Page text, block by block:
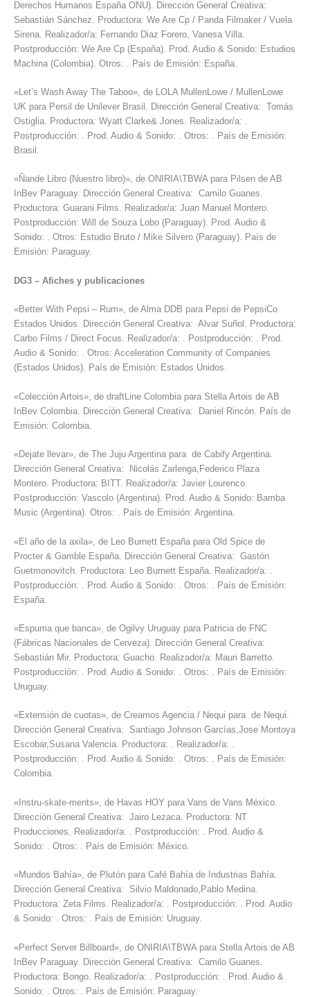
Derechos Humanos España ONU). Dirección General Creativa:
Sebastián Sánchez. Productora: We Are Cp / Panda Filmaker / Vuela
Sirena. Realizador/a: Fernando Diaz Forero, Vanesa Villa.
Postproducción: We Are Cp (España). Prod. Audio & Sonido: Estudios
Machina (Colombia). Otros: . País de Emisión: España.
«Let’s Wash Away The Taboo», de LOLA MullenLowe / MullenLowe
UK para Persil de Unilever Brasil. Dirección General Creativa: Tomás
Ostiglia. Productora: Wyatt Clarke& Jones. Realizador/a: .
Postproducción: . Prod. Audio & Sonido: . Otros: . País de Emisión:
Brasil.
«Ñande Libro (Nuestro libro)», de ONIRIA\TBWA para Pilsen de AB
InBev Paraguay. Dirección General Creativa: Camilo Guanes.
Productora: Guarani Films. Realizador/a: Juan Manuel Montero.
Postproducción: Will de Souza Lobo (Paraguay). Prod. Audio &
Sonido: . Otros: Estudio Bruto / Mike Silvero (Paraguay). País de
Emisión: Paraguay.
DG3 – Afiches y publicaciones
«Better With Pepsi – Rum», de Alma DDB para Pepsi de PepsiCo
Estados Unidos. Dirección General Creativa: Alvar Suñol. Productora:
Carbo Films / Direct Focus. Realizador/a: . Postproducción: . Prod.
Audio & Sonido: . Otros: Acceleration Community of Companies
(Estados Unidos). País de Emisión: Estados Unidos.
«Colección Artois», de draftLine Colombia para Stella Artois de AB
InBev Colombia. Dirección General Creativa: Daniel Rincón. País de
Emisión: Colombia.
«Dejate llevar», de The Juju Argentina para de Cabify Argentina.
Dirección General Creativa: Nicolás Zarlenga,Federico Plaza
Montero. Productora: BITT. Realizador/a: Javier Lourenco.
Postproducción: Vascolo (Argentina). Prod. Audio & Sonido: Bamba
Music (Argentina). Otros: . País de Emisión: Argentina.
«El año de la axila», de Leo Burnett España para Old Spice de
Procter & Gamble España. Dirección General Creativa: Gastón
Guetmonovitch. Productora: Leo Burnett España. Realizador/a: .
Postproducción: . Prod. Audio & Sonido: . Otros: . País de Emisión:
España.
«Espuma que banca», de Ogilvy Uruguay para Patricia de FNC
(Fábricas Nacionales de Cerveza). Dirección General Creativa:
Sebastián Mir. Productora: Guacho. Realizador/a: Mauri Barretto.
Postproducción: . Prod. Audio & Sonido: . Otros: . País de Emisión:
Uruguay.
«Extensión de cuotas», de Creamos Agencia / Nequi para de Nequi.
Dirección General Creativa: Santiago Johnson Garcías,Jose Montoya
Escobar,Susana Valencia. Productora: . Realizador/a: .
Postproducción: . Prod. Audio & Sonido: . Otros: . País de Emisión:
Colombia.
«Instru-skate-ments», de Havas HOY para Vans de Vans México.
Dirección General Creativa: Jairo Lezaca. Productora: NT
Producciones. Realizador/a: . Postproducción: . Prod. Audio &
Sonido: . Otros: . País de Emisión: México.
«Mundos Bahía», de Plutón para Café Bahía de Industrias Bahía.
Dirección General Creativa: Silvio Maldonado,Pablo Medina.
Productora: Zeta Films. Realizador/a: . Postproducción: . Prod. Audio
& Sonido: . Otros: . País de Emisión: Uruguay.
«Perfect Server Billboard», de ONIRIA\TBWA para Stella Artois de AB
InBev Paraguay. Dirección General Creativa: Camilo Guanes.
Productora: Bongo. Realizador/a: . Postproducción: . Prod. Audio &
Sonido: . Otros: . País de Emisión: Paraguay.